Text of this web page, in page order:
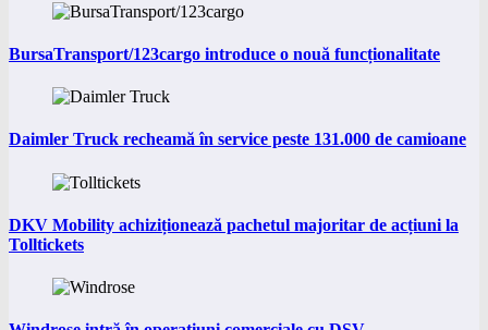
BursaTransport/123cargo introduce o nouă funcționalitate
Daimler Truck recheamă în service peste 131.000 de camioane
DKV Mobility achiziționează pachetul majoritar de acțiuni la
Tolltickets